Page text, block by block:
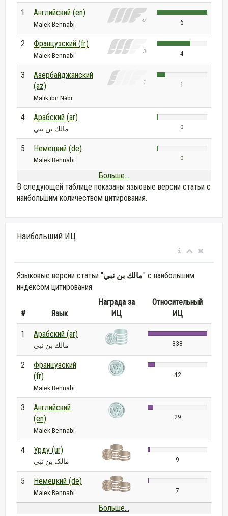
1 Английский (en)
Malek Bennabi 6
2 Французский (fr)
Malek Bennabi 4
3
Азербайджанский
(az)
Malik ibn Nəbi
1
4 Арабский (ar)
مالك بن نبي 0
5 Немецкий (de)
Malek Bennabi 0
Больше...
В следующей таблице показаны языовые версии статьи с
наибольшим количеством цитирования.
Наибольший ИЦ
Языковые версии статьи "مالك بن نبي" с наибольшим
индексом цитирования
# Язык
Награда за
ИЦ
Относительный
ИЦ
1 Арабский (ar)
مالك بن نبي 338
2
Французский
(fr)
Malek Bennabi
42
3
Английский
(en)
Malek Bennabi
29
4 Урду (ur)
مالک بن نبی 9
5 Немецкий (de)
Malek Bennabi 7
Больше...